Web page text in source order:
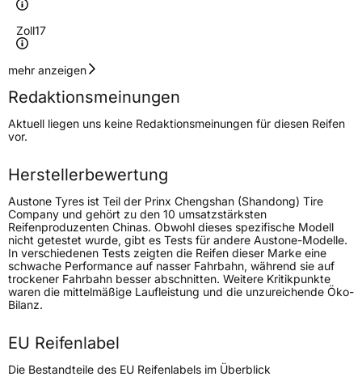
Zoll17
Geschwindigkeitsindex
Höchstgeschwindigkeit
240 km/h
Lastindex99
Höchstlast775 kg
Generelle Merkmale
FahrzeugtypPKW
VerwendungGanzjahresreifen
ModellnameSP 401
Fahrzeugart
mehr anzeigen
Redaktionsmeinungen
Aktuell liegen uns keine Redaktionsmeinungen für diesen Reifen
vor.
Herstellerbewertung
Austone Tyres ist Teil der Prinx Chengshan (Shandong) Tire
Company und gehört zu den 10 umsatzstärksten
Reifenproduzenten Chinas. Obwohl dieses spezifische Modell
nicht getestet wurde, gibt es Tests für andere Austone-Modelle.
In verschiedenen Tests zeigten die Reifen dieser Marke eine
schwache Performance auf nasser Fahrbahn, während sie auf
trockener Fahrbahn besser abschnitten. Weitere Kritikpunkte
waren die mittelmäßige Laufleistung und die unzureichende Öko-
Bilanz.
EU Reifenlabel
Die Bestandteile des EU Reifenlabels im Überblick